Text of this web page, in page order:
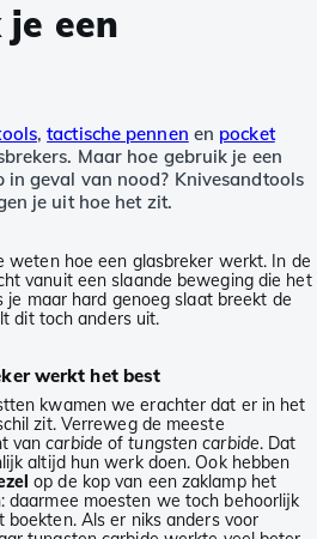
een
,tactische pennen en pocket
Maar hoe gebruik je een
geval van nood? Knivesandtools
je uit hoe het zit.
weten hoe een glasbreker werkt. In de
vanuit een slaande beweging die het
je maar hard genoeg slaat breekt de
dit toch anders uit.
werkt het best
kwamen we erachter dat er in het
zit. Verreweg de meeste
vancarbide oftungsten carbide. Dat
altijd hun werk doen. Ook hebben
op de kop van een zaklamp het
daarmee moesten we toch behoorlijk
Als er niks anders voor